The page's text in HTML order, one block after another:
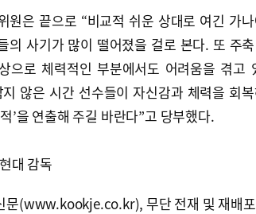
원은 끝으로 “비교적 쉬운 상대로 여긴 가
의 사기가 많이 떨어졌을 걸로 본다. 또 주
으로 체력적인 부분에서도 어려움을 겪고
지 않은 시간 선수들이 자신감과 체력을 회
’을 연출해 주길 바란다”고 당부했다.
대 감독
(www.kookje.co.kr), 무단 전재 및 재배포